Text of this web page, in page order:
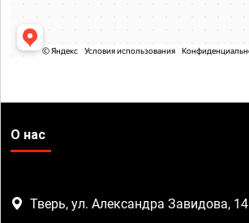
О нас
Тверь, ул. Александра Завидова, 14